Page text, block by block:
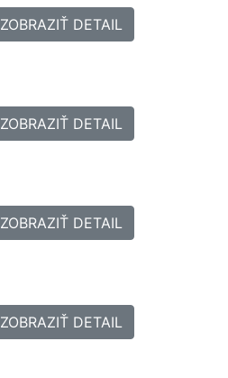
ZOBRAZIŤ DETAIL
ZOBRAZIŤ DETAIL
ZOBRAZIŤ DETAIL
ZOBRAZIŤ DETAIL